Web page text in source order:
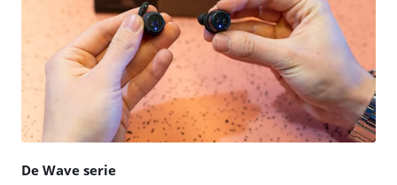
De Wave serie